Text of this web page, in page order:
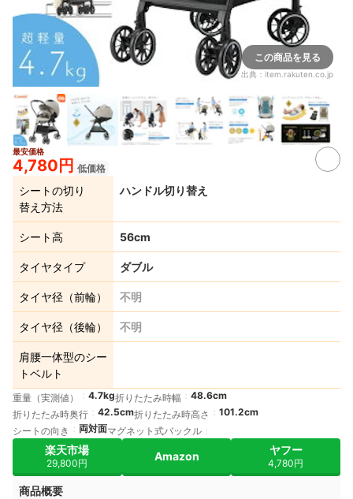
この商品を見る
出典： item.rakuten.co.jp
最安価格
4,780円 低価格
シートの切り
替え方法
ハンドル切り替え
シート高 56cm
タイヤタイプ ダブル
タイヤ径（前輪） 不明
タイヤ径（後輪） 不明
肩腰一体型のシー
トベルト
重量（実測値） 4.7kg折りたたみ時幅
48.6cm
折りたたみ時奥行
42.5cm折りたたみ時高さ
101.2cm
シートの向き
両対面マグネット式バックル
楽天市場
29,800円
Amazon ヤフー
4,780円
商品概要